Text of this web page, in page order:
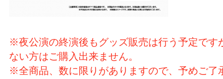
※夜公演の終演後もグッズ販売は行う予定です
ない方はご購入出来ません。
※全商品、数に限りがありますので、予めご了